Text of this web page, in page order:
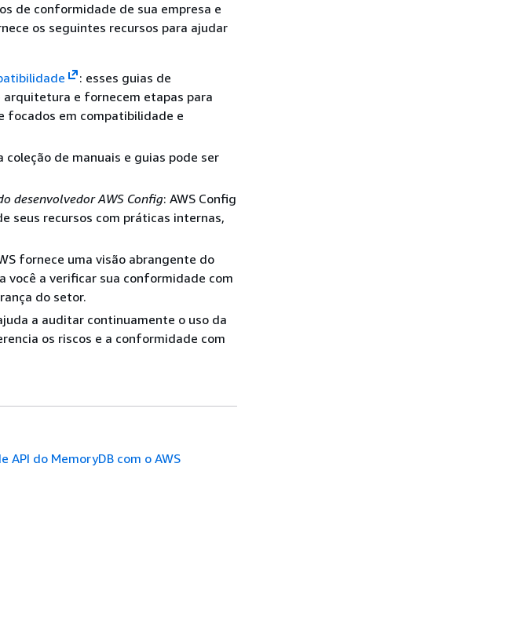
de conformidade de sua empresa e
os seguintes recursos para ajudar
: esses guias de
arquitetura e fornecem etapas para
focados em compatibilidade e
coleção de manuais e guias pode ser
desenvolvedor AWS Config: AWS Config
seus recursos com práticas internas,
fornece uma visão abrangente do
você a verificar sua conformidade com
do setor.
a auditar continuamente o uso da
os riscos e a conformidade com
do MemoryDB com o AWS